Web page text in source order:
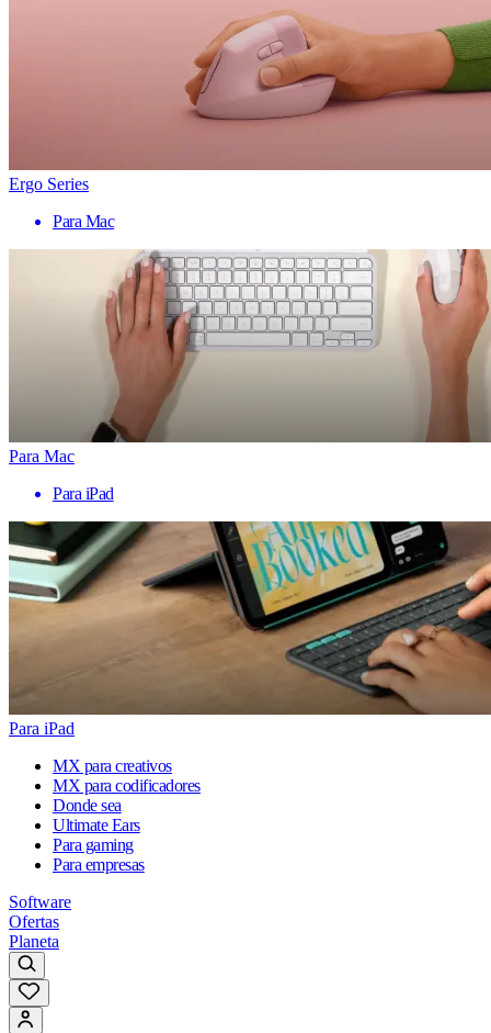
Ergo Series
Para Mac
Para Mac
Para iPad
Para iPad
MX para creativos
MX para codificadores
Donde sea
Ultimate Ears
Para gaming
Para empresas
Software
Ofertas
Planeta